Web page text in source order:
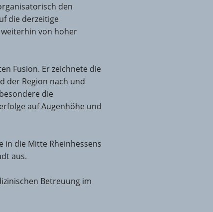
den
die derzeitige
von hoher
Fusion. Er zeichnete die
der Region nach und
die
auf Augenhöhe und
in die Mitte Rheinhessens
aus.
Betreuung im